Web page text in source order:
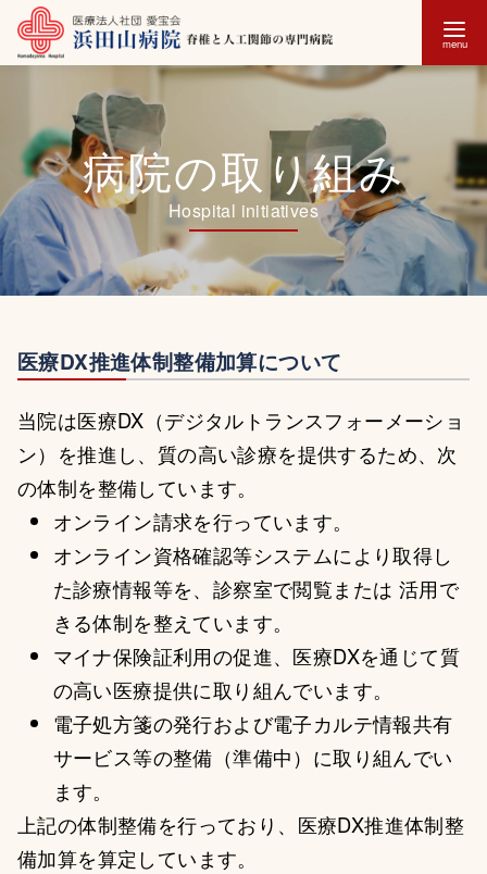
ツ
へ
移
動
病院の取り組み
医療DX推進体制整備加算について
当院は医療DX（デジタルトランスフォーメーショ
ン）を推進し、質の高い診療を提供するため、次
の体制を整備しています。
オンライン請求を行っています。
オンライン資格確認等システムにより取得し
た診療情報等を、診察室で閲覧または 活用で
きる体制を整えています。
マイナ保険証利用の促進、医療DXを通じて質
の高い医療提供に取り組んでいます。
電子処方箋の発行および電子カルテ情報共有
サービス等の整備（準備中）に取り組んでい
ます。
上記の体制整備を行っており、医療DX推進体制整
備加算を算定しています。